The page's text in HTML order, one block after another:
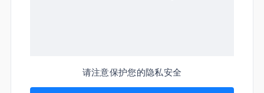
请注意保护您的隐私安全